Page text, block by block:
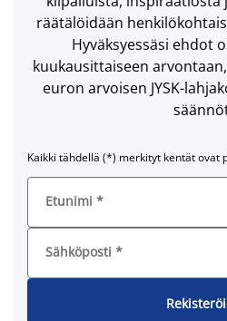
räätälöidään
Hyväksyessäsi ehdot
kuukausittaiseen
euron arvoisen JYSK-
Kaikki tähdellä (*) merkityt kentät ovat
Etunimi *
Sähköposti *